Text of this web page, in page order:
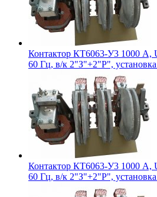
Контактор КТ6063-У3 1000 А,
60 Гц, в/к 2"З"+2"Р",
Контактор КТ6063-У3 1000 А,
60 Гц, в/к 2"З"+2"Р",